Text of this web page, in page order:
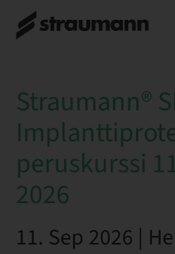
Straumann® SMART -
Implanttiprotetiikan
Straumann®
peruskurssi
2026
11. Sep 2026 |